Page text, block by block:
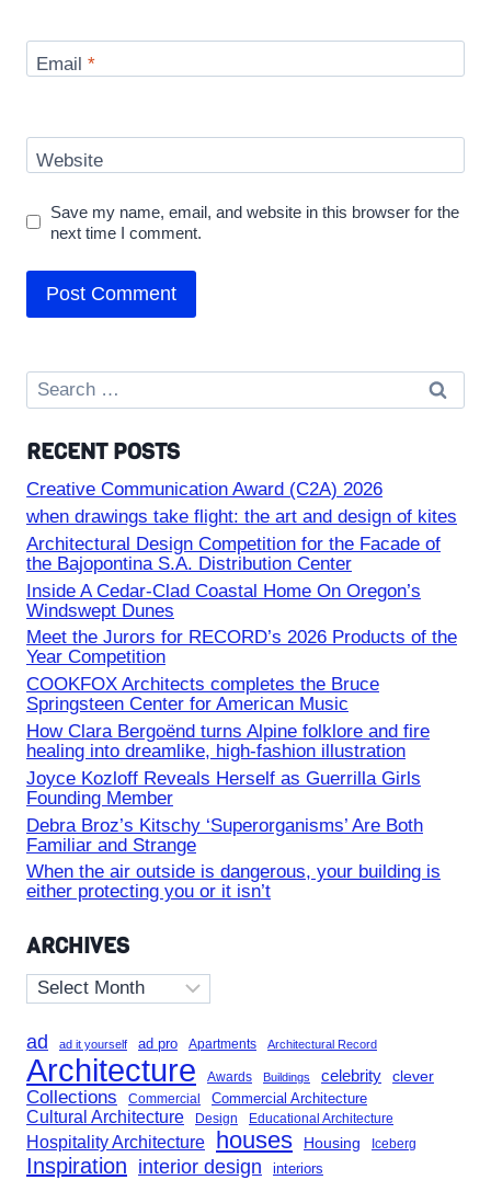
Email *
Website
Save my name, email, and website in this browser for the
next time I comment.
Search
for:
RECENT POSTS
Creative Communication Award (C2A) 2026
when drawings take flight: the art and design of kites
Architectural Design Competition for the Facade of
the Bajopontina S.A. Distribution Center
Inside A Cedar-Clad Coastal Home On Oregon’s
Windswept Dunes
Meet the Jurors for RECORD’s 2026 Products of the
Year Competition
COOKFOX Architects completes the Bruce
Springsteen Center for American Music
How Clara Bergoënd turns Alpine folklore and fire
healing into dreamlike, high-fashion illustration
Joyce Kozloff Reveals Herself as Guerrilla Girls
Founding Member
Debra Broz’s Kitschy ‘Superorganisms’ Are Both
Familiar and Strange
When the air outside is dangerous, your building is
either protecting you or it isn’t
ARCHIVES
Archives
ad ad it yourself ad pro Apartments Architectural Record
Architecture Awards Buildings celebrity clever
Collections Commercial Commercial Architecture
Cultural Architecture Design Educational Architecture
Hospitality Architecture houses Housing Iceberg
Inspiration interior design interiors